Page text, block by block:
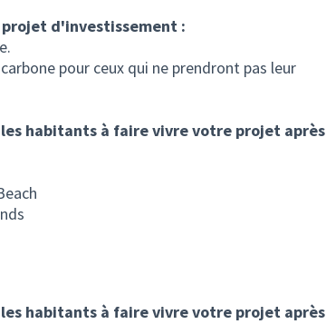
d'investissement :
pour ceux qui ne prendront pas leur
habitants à faire vivre votre projet après
habitants à faire vivre votre projet après